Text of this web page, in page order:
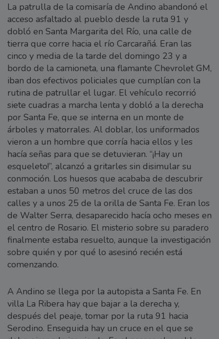
La patrulla de la comisaría de Andino abandonó el
acceso asfaltado al pueblo desde la ruta 91 y
dobló en Santa Margarita del Río, una calle de
tierra que corre hacia el río Carcarañá. Eran las
cinco y media de la tarde del domingo 23 y a
bordo de la camioneta, una flamante Chevrolet GM,
iban dos efectivos policiales que cumplían con la
rutina de patrullar el lugar. El vehículo recorrió
siete cuadras a marcha lenta y dobló a la derecha
por Santa Fe, que se interna en un monte de
árboles y matorrales. Al doblar, los uniformados
vieron a un hombre que corría hacia ellos y les
hacía señas para que se detuvieran. “¡Hay un
esqueleto!”, alcanzó a gritarles sin disimular su
conmoción. Los huesos que acababa de descubrir
estaban a unos 50 metros del cruce de las dos
calles y a unos 25 de la orilla de Santa Fe. Eran los
de Walter Serra, desaparecido hacía ocho meses en
el centro de Rosario. El misterio sobre su paradero
finalmente estaba resuelto, aunque la investigación
sobre quién y por qué lo asesinó recién está
comenzando.
A Andino se llega por la autopista a Santa Fe. En
villa La Ribera hay que bajar a la derecha y,
después del peaje, tomar por la ruta 91 hacia
Serodino. Enseguida hay un cruce en el que se